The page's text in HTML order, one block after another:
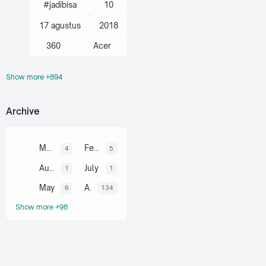
#jadibisa 10
17 agustus 2018
360 Acer
action kamera
ahli
akhir tahun
akuntansi
al-quran hadits
Show more +894
Archive
March 4 February 5
1 July 1
May 6 April 134
Show more +98